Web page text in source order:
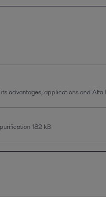
advantages, applications and Alfa
182 kB